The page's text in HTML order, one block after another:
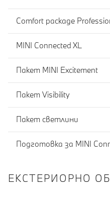
Comfort package
MINI Connected XL
Пакет MINI Excitement
Пакет Visibility
Пакет светлини
Подготовка за MINI
ЕКСТЕРИОРНО